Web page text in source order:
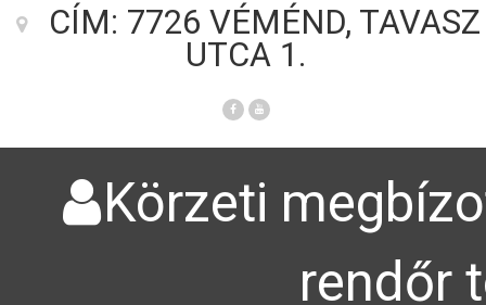
CÍM: 7726 VÉMÉND, TAVASZ
UTCA 1.
Körzeti
rendőr